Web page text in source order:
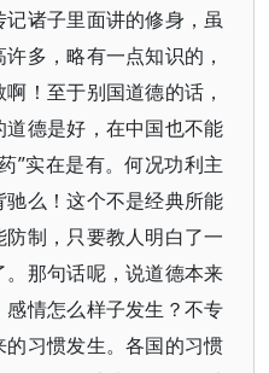
诸子里面讲的修身，虽
多，略有一点知识的，
！至于别国道德的话，
德是好，在中国也不能
”实在是有。何况功利主
么！这个不是经典所能
制，只要教人明白了一
那句话呢，说道德本来
情怎么样子发生？不专
习惯发生。各国的习惯